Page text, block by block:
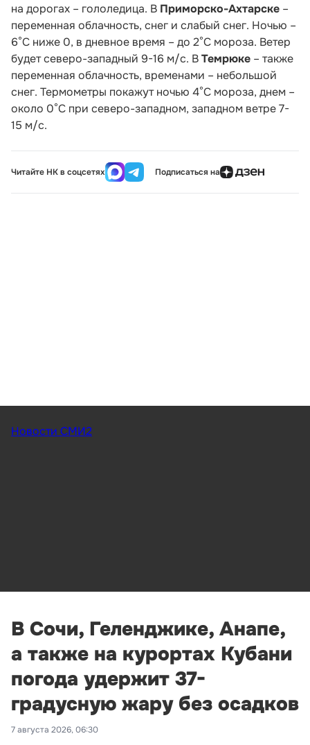
на дорогах – гололедица. В Приморско-Ахтарске –
переменная облачность, снег и слабый снег. Ночью –
6°C ниже 0, в дневное время – до 2°C мороза. Ветер
будет северо-западный 9-16 м/с. ВТемрюке – также
переменная облачность, временами – небольшой
снег. Термометры покажут ночью 4°C мороза, днем –
около 0°С при северо-западном, западном ветре 7-
15 м/с.
Читайте НК в соцсетях Подписаться на
Новости СМИ2
В Сочи, Геленджике, Анапе,
а также на курортах Кубани
погода удержит 37-
градусную жару без осадков
7 августа 2026, 06:30